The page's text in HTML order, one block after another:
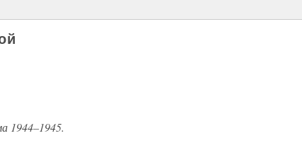
1944–1945.